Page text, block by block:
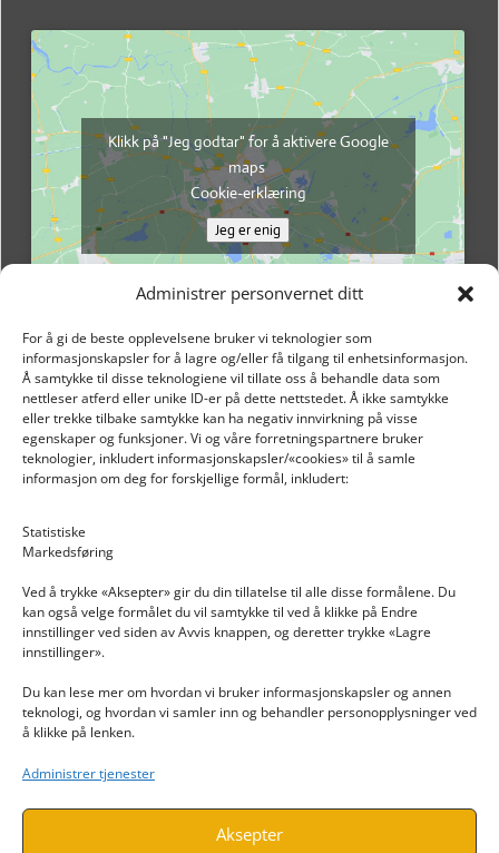
Administrer personvernet ditt
For å gi de beste opplevelsene bruker vi teknologier som
informasjonskapsler for å lagre og/eller få tilgang til enhetsinformasjon.
Å samtykke til disse teknologiene vil tillate oss å behandle data som
nettleser atferd eller unike ID-er på dette nettstedet. Å ikke samtykke
eller trekke tilbake samtykke kan ha negativ innvirkning på visse
egenskaper og funksjoner. Vi og våre forretningspartnere bruker
teknologier, inkludert informasjonskapsler/«cookies» til å samle
informasjon om deg for forskjellige formål, inkludert:
Statistiske
Markedsføring
Ved å trykke «Aksepter» gir du din tillatelse til alle disse formålene. Du
kan også velge formålet du vil samtykke til ved å klikke på Endre
innstillinger ved siden av Avvis knappen, og deretter trykke «Lagre
innstillinger».
Du kan lese mer om hvordan vi bruker informasjonskapsler og annen
teknologi, og hvordan vi samler inn og behandler personopplysninger ved
å klikke på lenken.
Administrer tjenester
Aksepter
Klikk på "Jeg godtar" for å aktivere Google
maps
Cookie-erklæring
Jeg er enig
INFORMASJON
Personvern